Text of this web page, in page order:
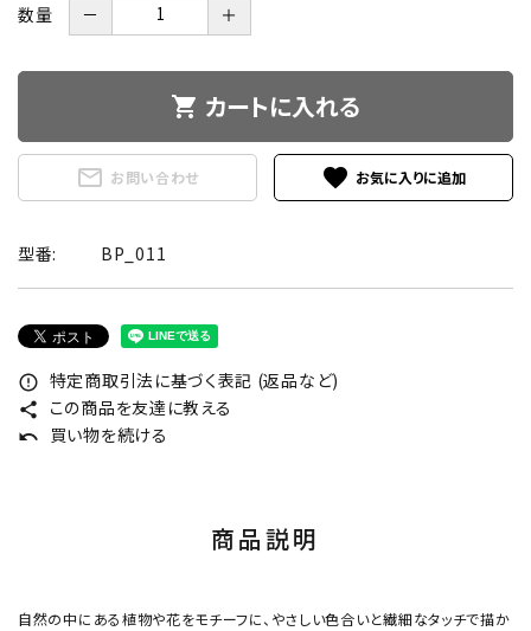
数量 － ＋
shopping_cart カートに入れる
mail_outline お問い合わせ favorite
型番: BP_011
error_outline 特定商取引法に基づく表記 (返品など)
share この商品を友達に教える
undo 買い物を続ける
商品説明
自然の中にある植物や花をモチーフに、やさしい色合いと繊細なタッチで描か